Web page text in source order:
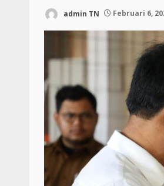
admin TN Februari 6,